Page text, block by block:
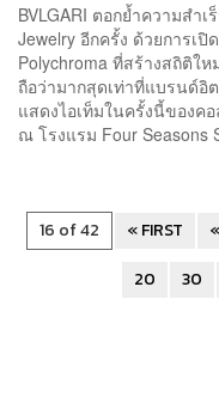
BVLGARI ตอกย้ำความสำ
Jewelry อีกครั้ง ด้วยการเ
Polychroma ที่สร้างสถิติใ
ถือว่ามากสุดเท่าที่แบรนด์อิ
แสดงไอเท็มในครั้งนี้ของค
ณ โรงแรม Four Seasons
16 of 42 « FIRST «
20
30